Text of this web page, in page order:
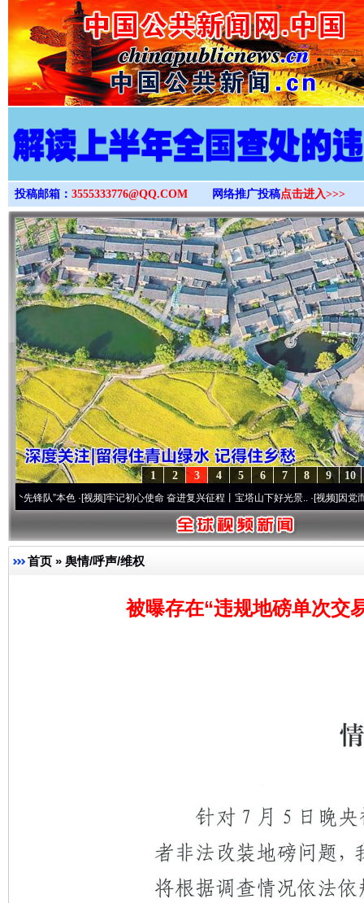
>
投稿邮箱： 3555333776@QQ.COM 网络推广投稿点击进入>>>
10
9
8
7
6
5
4
3
2
1
本色·[视频]牢记初心使命 奋进复兴征程丨宝塔山下好光景..·[视频]因党而生 为党
首页 » 舆情/呼声/维权
被曝存在“违规地磅单次交